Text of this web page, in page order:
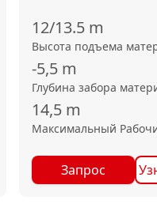
12/13.5 m
Высота подъема
-5,5 m
Глубина забора
14,5 m
Максимальный
Запрос